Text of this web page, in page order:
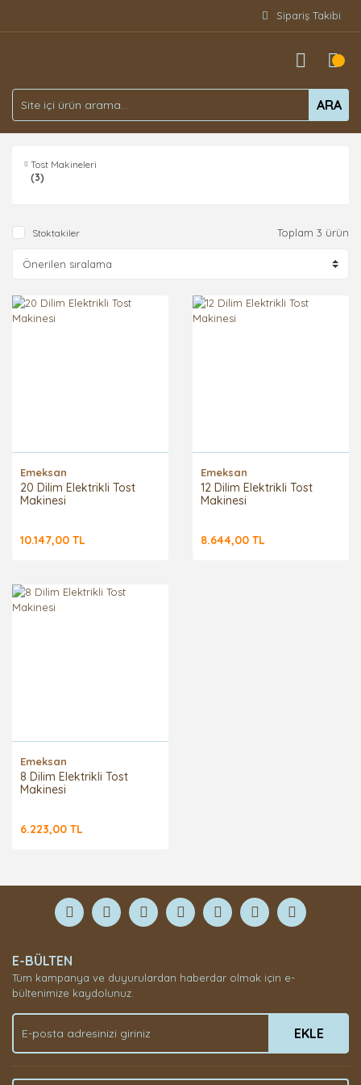
Sipariş Takibi
ARA
Tost Makineleri
(3)
Stoktakiler Toplam 3 ürün
Emeksan
20 Dilim Elektrikli Tost
Makinesi
10.147,00 TL
Emeksan
12 Dilim Elektrikli Tost
Makinesi
8.644,00 TL
Emeksan
8 Dilim Elektrikli Tost
Makinesi
6.223,00 TL
E-BÜLTEN
Tüm kampanya ve duyurulardan haberdar olmak için e-
bültenimize kaydolunuz.
EKLE